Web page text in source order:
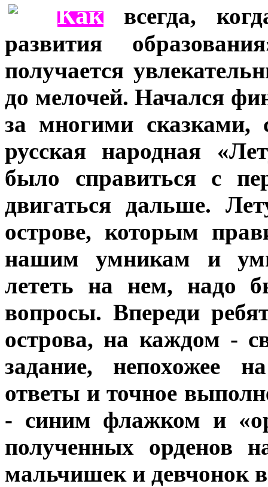
Как всегда,
развития
получается
до мелочей. Начался
за многими сказками,
русская народная
было справиться с
двигаться дальше.
острове, которым
нашим умникам и
лететь на нем, надо
вопросы. Впереди
острова, на каждом -
задание, непохожее
ответы и точное
- синим флажком и
полученных орденов
мальчишек и девчонок